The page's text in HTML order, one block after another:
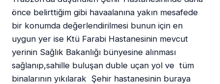
önce belirttiğim gibi havaalanına yakın mesafede
bir konumda değerlendirilmesi bunun için en
uygun yer ise Ktü Farabi Hastanesinin mevcut
yerinin Sağlık Bakanlığı bünyesine alınması
sağlanıp,sahille buluşan duble uçan yol ve tüm
binalarının yıkılarak Şehir hastanesinin buraya